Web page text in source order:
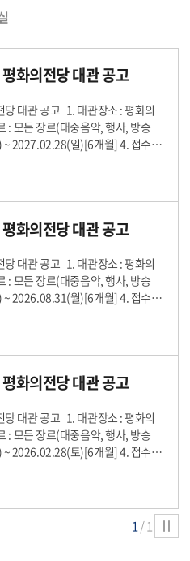
화의전당 대관 공고
대관 공고 1. 대관장소 : 평화의
: 모든 장르(대중음악, 행사, 방송
2027.02.28(일)[6개월] 4. 접수기
이메일 접수만
미비 시 심사 대상에서 제외) 9. 유
창학이념에 부합하는 공연을 승인
불가함. 다. 대관접수 이후 내부
임임. 마. 경희대학교 교내 일정
법 및 기밀누설방지협약을 준수
도 대관을 취소할 수 있음. 자. 사전
의 음식물 반입을 금지하며, 건물
희대학교 명의 통장계좌로만 입금
정은 교내일정에 따라 변동 가능
화의전당 대관 공고
대관 공고 1. 대관장소 : 평화의
: 모든 장르(대중음악, 행사, 방송
2026.08.31(월)[6개월] 4. 접수기
이메일 접수만
미비 시 심사 대상에서 제외) 9. 유
창학이념에 부합하는 공연을 승인
불가함. 다. 대관접수 이후 내부
임임. 마. 경희대학교 교내 일정
식 등)을 운영함. 사. 제출서류는
호법 및 기밀누설방지협약을 준수
화의전당 대관 공고
대관 공고 1. 대관장소 : 평화의
: 모든 장르(대중음악, 행사, 방송
2026.02.28(토)[6개월] 4. 접수기
이메일 접수만
1/1